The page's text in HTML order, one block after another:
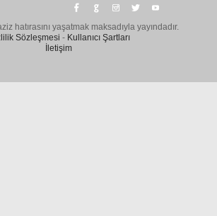
hatırasını yaşatmak maksadıyla yayındadır.
Sözleşmesi - Kullanıcı Şartları
İletişim